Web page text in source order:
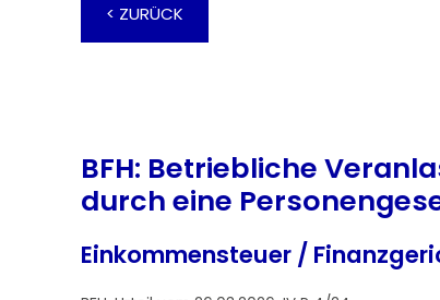
< ZURÜCK
BFH: Betriebliche
durch eine
Einkommensteuer /